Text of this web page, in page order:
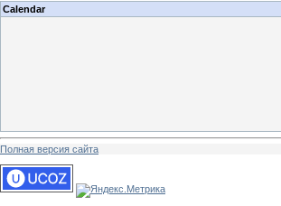
Calendar
Полная версия сайта